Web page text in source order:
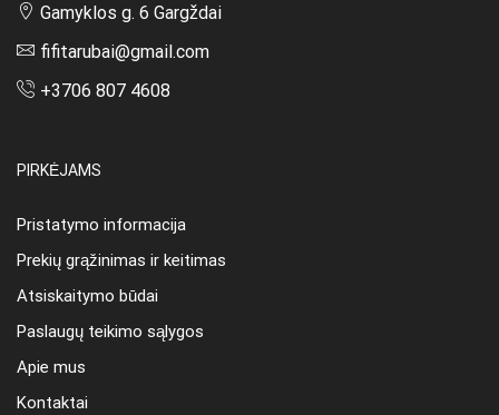
Gamyklos g. 6 Gargždai
fifitarubai@gmail.com
+3706 807 4608
PIRKĖJAMS
Pristatymo informacija
Prekių grąžinimas ir keitimas
Atsiskaitymo būdai
Paslaugų teikimo sąlygos
Apie mus
Kontaktai